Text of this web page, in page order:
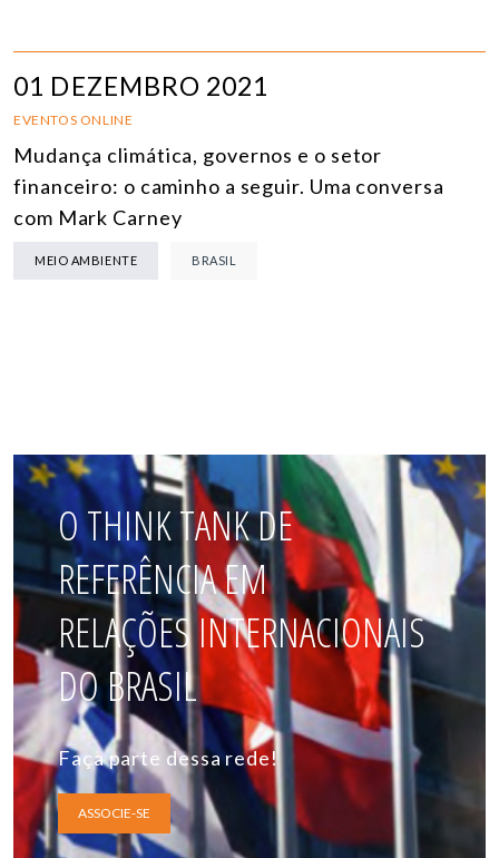
01 DEZEMBRO 2021
EVENTOS ONLINE
Mudança climática, governos e o setor
financeiro: o caminho a seguir. Uma conversa
com Mark Carney
MEIO AMBIENTE BRASIL
O THINK TANK DE
REFERÊNCIA EM
RELAÇÕES INTERNACIONAIS
DO BRASIL
Faça parte dessa rede!
ASSOCIE-SE